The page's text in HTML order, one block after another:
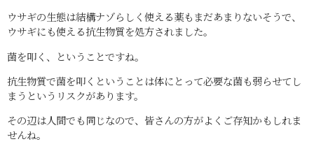
ウサギの生態は結構ナゾらしく使える薬もまだあまりないそうで、
ウサギにも使える抗生物質を処方されました。
菌を叩く、ということですね。
抗生物質で菌を叩くということは体にとって必要な菌も弱らせてし
まうというリスクがあります。
その辺は人間でも同じなので、皆さんの方がよくご存知かもしれま
せんね。